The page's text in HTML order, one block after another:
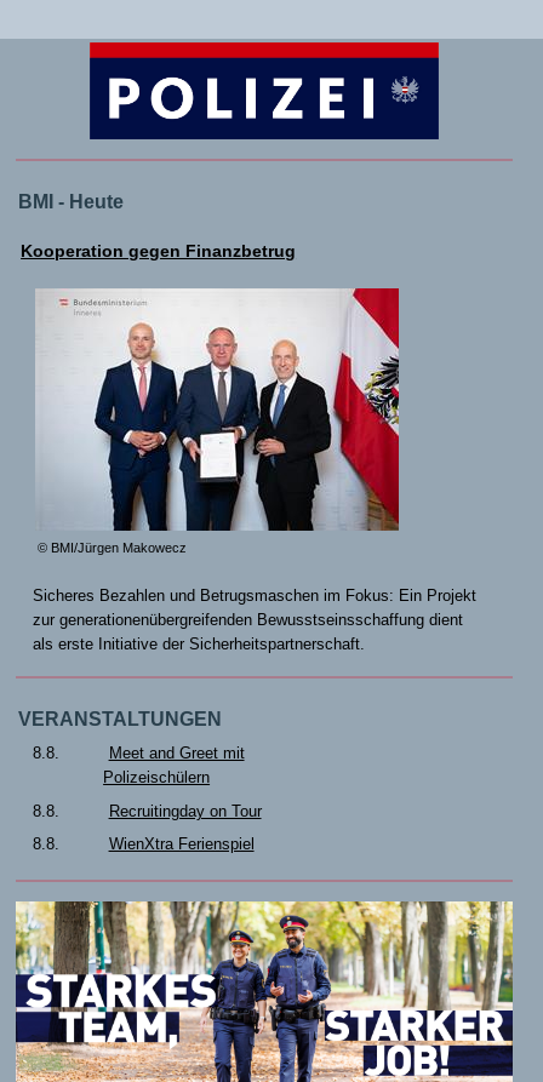
BMI - Heute
Kooperation gegen Finanzbetrug
© BMI/Jürgen Makowecz
Sicheres Bezahlen und Betrugsmaschen im Fokus: Ein Projekt
zur generationenübergreifenden Bewusstseinsschaffung dient
als erste Initiative der Sicherheitspartnerschaft.
VERANSTALTUNGEN
8.8.
Meet and Greet mit
Polizeischülern
8.8.
Recruitingday on Tour
8.8.
WienXtra Ferienspiel